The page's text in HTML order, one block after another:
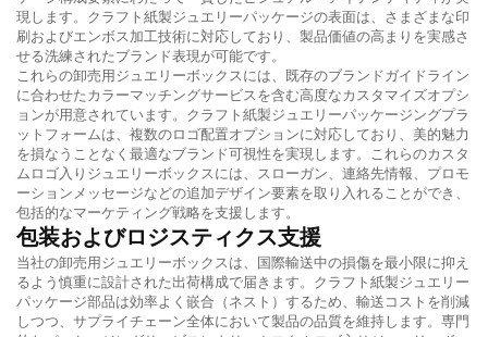
現します。クラフト紙製ジュエリーパッケージの表面は、さまざまな印
刷およびエンボス加工技術に対応しており、製品価値の高まりを実感さ
せる洗練されたブランド表現が可能です。
これらの卸売用ジュエリーボックスには、既存のブランドガイドライン
に合わせたカラーマッチングサービスを含む高度なカスタマイズオプシ
ョンが用意されています。クラフト紙製ジュエリーパッケージングプラ
ットフォームは、複数のロゴ配置オプションに対応しており、美的魅力
を損なうことなく最適なブランド可視性を実現します。これらのカスタ
ムロゴ入りジュエリーボックスには、スローガン、連絡先情報、プロモ
ーションメッセージなどの追加デザイン要素を取り入れることができ、
包括的なマーケティング戦略を支援します。
包装およびロジスティクス支援
当社の卸売用ジュエリーボックスは、国際輸送中の損傷を最小限に抑え
るよう慎重に設計された出荷構成で届きます。クラフト紙製ジュエリー
パッケージ部品は効率よく嵌合（ネスト）するため、輸送コストを削減
しつつ、サプライチェーン全体において製品の品質を維持します。専門